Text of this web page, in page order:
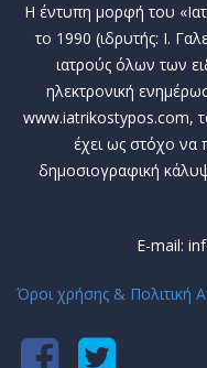
Η έντυπη μορφή του
το 1990 (ιδρυτής: Ι.
ιατρούς όλων των
ηλεκτρονική
www.iatrikostypos.com,
έχει ως στόχο να
δημοσιογραφική
E-mail:
Όροι χρήσης & Πολιτική